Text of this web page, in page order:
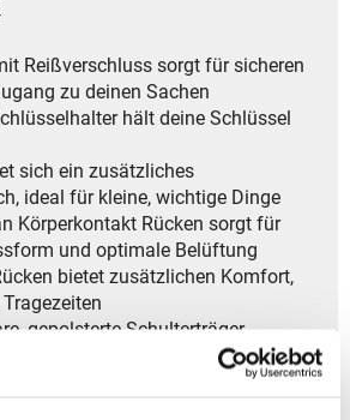
Reißverschluss sorgt für sicheren
zu deinen Sachen
hält deine Schlüssel
sich ein zusätzliches
ideal für kleine, wichtige Dinge
Körperkontakt Rücken sorgt für
und optimale Belüftung
bietet zusätzlichen Komfort,
gepolsterte Schulterträger
Anpassung für